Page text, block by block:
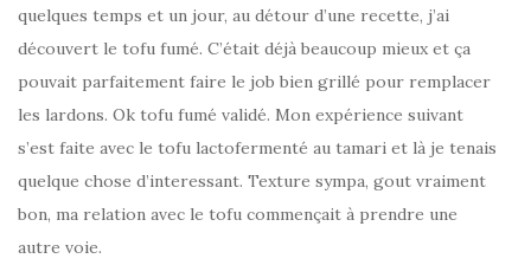
quelques temps et un jour, au détour d’une recette, j’ai
découvert le tofu fumé. C’était déjà beaucoup mieux et ça
pouvait parfaitement faire le job bien grillé pour remplacer
les lardons. Ok tofu fumé validé. Mon expérience suivant
s’est faite avec le tofu lactofermenté au tamari et là je tenais
quelque chose d’interessant. Texture sympa, gout vraiment
bon, ma relation avec le tofu commençait à prendre une
autre voie.